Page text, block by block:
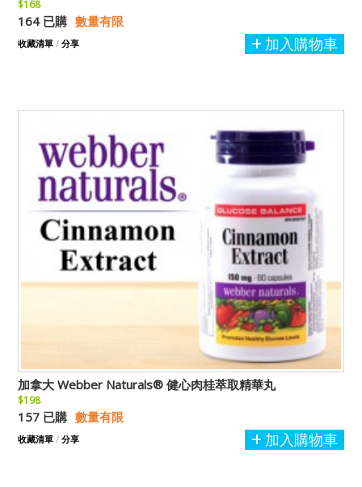
$168
164 已購 數量有限
加入購物車
收藏清單 / 分享
加拿大 Webber Naturals® 健心肉桂萃取精華丸
$198
157 已購 數量有限
加入購物車
收藏清單 / 分享